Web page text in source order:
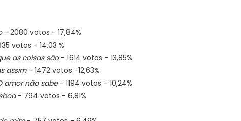
- 2080 votos - 17,84%
votos - 14,03 %
as coisas são- 1614 votos - 13,85%
assim- 1472 votos -12,63%
amor não sabe- 1194 votos - 10,24%
- 794 votos - 6,81%